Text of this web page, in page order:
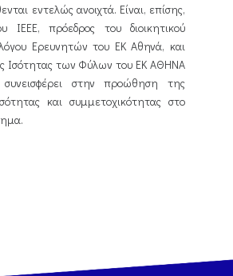
εντελώς ανοιχτά. Είναι, επίσης,
ΙΕΕΕ, πρόεδρος του διοικητικού
Ερευνητών του ΕΚ Αθηνά, και
Ισότητας των Φύλων του ΕΚ ΑΘΗΝΑ
στην προώθηση της
και συμμετοχικότητας στο